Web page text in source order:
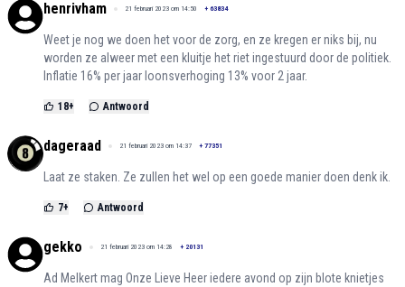
henrivham 21 februari 2023 om 14:50 + 63834
Weet je nog we doen het voor de zorg, en ze kregen er niks bij, nu
worden ze alweer met een kluitje het riet ingestuurd door de politiek.
Inflatie 16% per jaar loonsverhoging 13% voor 2 jaar.
18+ Antwoord
dageraad 21 februari 2023 om 14:37 + 77351
Laat ze staken. Ze zullen het wel op een goede manier doen denk ik.
7+ Antwoord
gekko 21 februari 2023 om 14:28 + 20131
Ad Melkert mag Onze Lieve Heer iedere avond op zijn blote knietjes